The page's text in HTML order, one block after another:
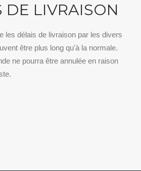
DE LIVRAISON
les délais de livraison par les divers
être plus long qu'à la normale.
ne pourra être annulée en raison